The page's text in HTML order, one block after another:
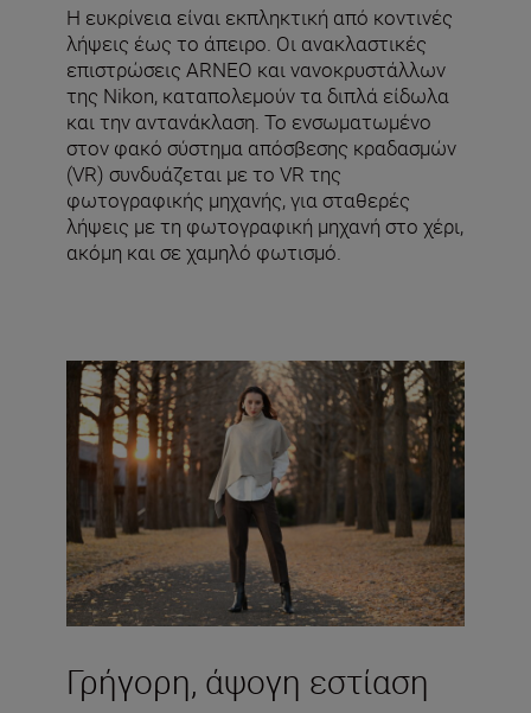
Η ευκρίνεια είναι εκπληκτική από κοντινές
λήψεις έως το άπειρο. Οι ανακλαστικές
επιστρώσεις ARNEO και νανοκρυστάλλων
της Nikon, καταπολεμούν τα διπλά είδωλα
και την αντανάκλαση. Το ενσωματωμένο
στον φακό σύστημα απόσβεσης κραδασμών
(VR) συνδυάζεται με το VR της
φωτογραφικής μηχανής, για σταθερές
λήψεις με τη φωτογραφική μηχανή στο χέρι,
ακόμη και σε χαμηλό φωτισμό.
Γρήγορη, άψογη εστίαση